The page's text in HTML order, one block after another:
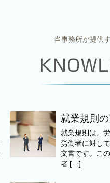
当事務所が提供
就業規則
就業規則は、
労働者に対し
文書です。こ
者 […]